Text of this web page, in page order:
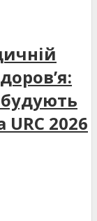
2026